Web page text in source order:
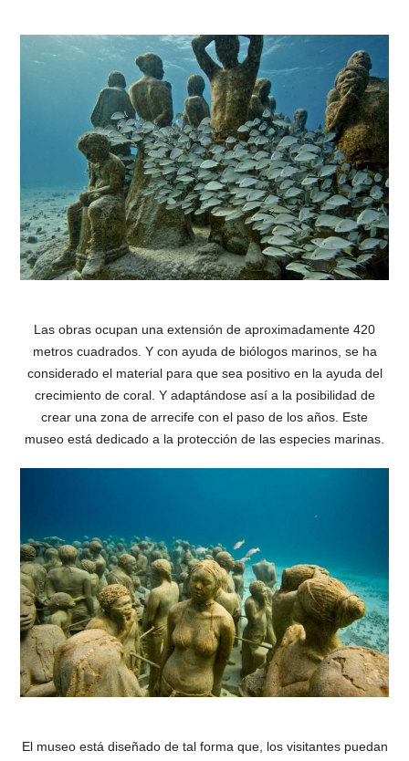
Las obras ocupan una extensión de aproximadamente 420
metros cuadrados. Y con ayuda de biólogos marinos, se ha
considerado el material para que sea positivo en la ayuda del
crecimiento de coral. Y adaptándose así a la posibilidad de
crear una zona de arrecife con el paso de los años. Este
museo está dedicado a la protección de las especies marinas.
El museo está diseñado de tal forma que, los visitantes puedan